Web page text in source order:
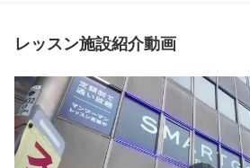
レッスン施設紹介動画